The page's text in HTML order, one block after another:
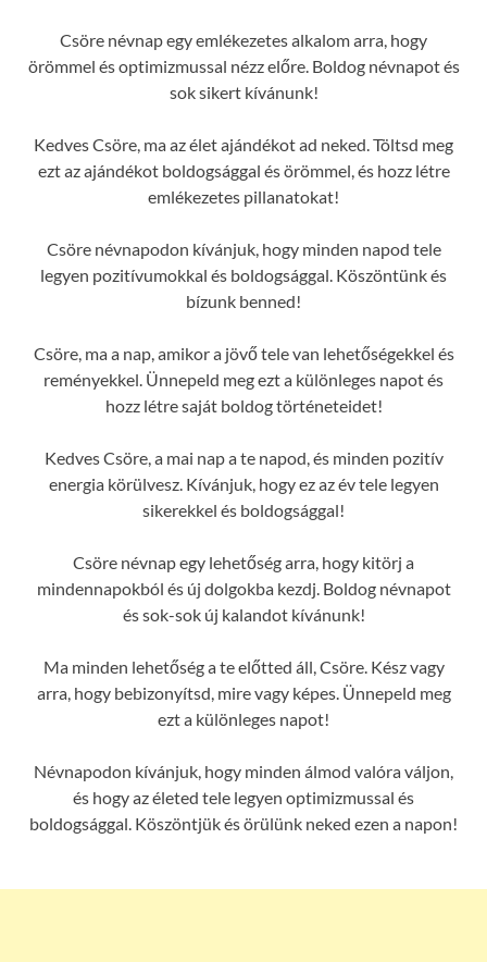
Csöre névnap egy emlékezetes alkalom arra, hogy
örömmel és optimizmussal nézz előre. Boldog névnapot és
sok sikert kívánunk!
Kedves Csöre, ma az élet ajándékot ad neked. Töltsd meg
ezt az ajándékot boldogsággal és örömmel, és hozz létre
emlékezetes pillanatokat!
Csöre névnapodon kívánjuk, hogy minden napod tele
legyen pozitívumokkal és boldogsággal. Köszöntünk és
bízunk benned!
Csöre, ma a nap, amikor a jövő tele van lehetőségekkel és
reményekkel. Ünnepeld meg ezt a különleges napot és
hozz létre saját boldog történeteidet!
Kedves Csöre, a mai nap a te napod, és minden pozitív
energia körülvesz. Kívánjuk, hogy ez az év tele legyen
sikerekkel és boldogsággal!
Csöre névnap egy lehetőség arra, hogy kitörj a
mindennapokból és új dolgokba kezdj. Boldog névnapot
és sok-sok új kalandot kívánunk!
Ma minden lehetőség a te előtted áll, Csöre. Kész vagy
arra, hogy bebizonyítsd, mire vagy képes. Ünnepeld meg
ezt a különleges napot!
Névnapodon kívánjuk, hogy minden álmod valóra váljon,
és hogy az életed tele legyen optimizmussal és
boldogsággal. Köszöntjük és örülünk neked ezen a napon!